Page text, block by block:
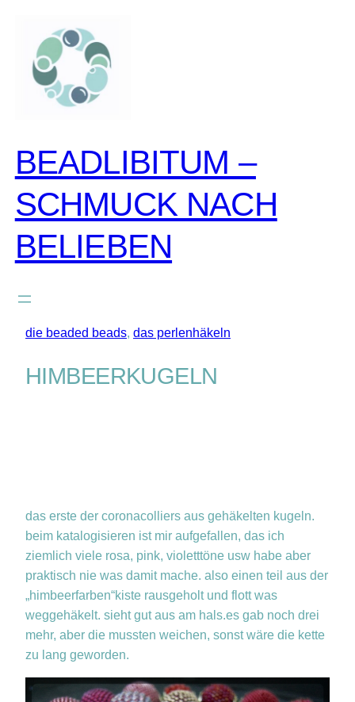
springen
BEADLIBITUM –
SCHMUCK NACH
BELIEBEN
die beaded beads, das perlenhäkeln
HIMBEERKUGELN
das erste der coronacolliers aus gehäkelten kugeln.
beim katalogisieren ist mir aufgefallen, das ich
ziemlich viele rosa, pink, violetttöne usw habe aber
praktisch nie was damit mache. also einen teil aus der
„himbeerfarben“kiste rausgeholt und flott was
weggehäkelt. sieht gut aus am hals.es gab noch drei
mehr, aber die mussten weichen, sonst wäre die kette
zu lang geworden.